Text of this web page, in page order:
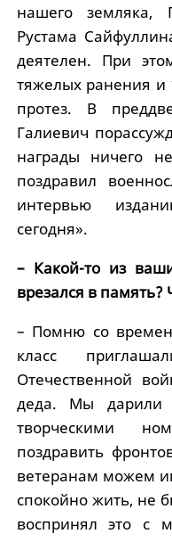
нашего земляка,
Рустама
деятелен. При
тяжелых ранения и
протез. В
Галиевич
награды ничего
поздравил
интервью
сегодня».
– Какой-то из
врезался в
– Помню со
класс
Отечественной
деда. Мы дарили
творческими
поздравить
ветеранам можем
спокойно жить, не
воспринял это с